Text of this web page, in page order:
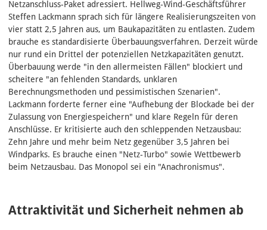
Netzanschluss-Paket adressiert. Hellweg‑Wind‑Geschäftsführer
Steffen Lackmann sprach sich für längere Realisierungszeiten von
vier statt 2,5 Jahren aus, um Baukapazitäten zu entlasten. Zudem
brauche es standardisierte Überbauungsverfahren. Derzeit würde
nur rund ein Drittel der potenziellen Netzkapazitäten genutzt.
Überbauung werde "in den allermeisten Fällen" blockiert und
scheitere "an fehlenden Standards, unklaren
Berechnungsmethoden und pessimistischen Szenarien".
Lackmann forderte ferner eine "Aufhebung der Blockade bei der
Zulassung von Energiespeichern" und klare Regeln für deren
Anschlüsse. Er kritisierte auch den schleppenden Netzausbau:
Zehn Jahre und mehr beim Netz gegenüber 3,5 Jahren bei
Windparks. Es brauche einen "Netz‑Turbo" sowie Wettbewerb
beim Netzausbau. Das Monopol sei ein "Anachronismus".
Attraktivität und Sicherheit nehmen ab